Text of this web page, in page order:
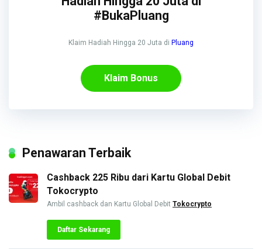
#BukaPluang
Klaim Hadiah Hingga 20 Juta di Pluang
Klaim Bonus
Penawaran Terbaik
Cashback 225 Ribu dari Kartu Global Debit
Tokocrypto
Ambil cashback dan Kartu Global Debit Tokocrypto
Daftar Sekarang